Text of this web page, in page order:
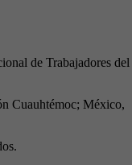
de Trabajadores del
Cuauhtémoc; México,